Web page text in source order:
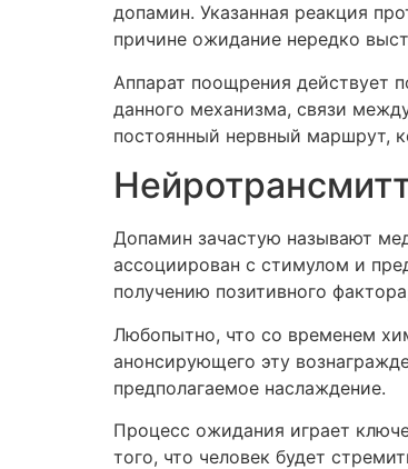
допамин. Указанная реакция
причине ожидание нередко
Аппарат поощрения действует
данного механизма, связи
постоянный нервный маршрут,
Допамин зачастую называют
ассоциирован с стимулом и
получению позитивного
Любопытно, что со временем
анонсирующего эту
предполагаемое наслаждение.
Процесс ожидания играет
того, что человек будет